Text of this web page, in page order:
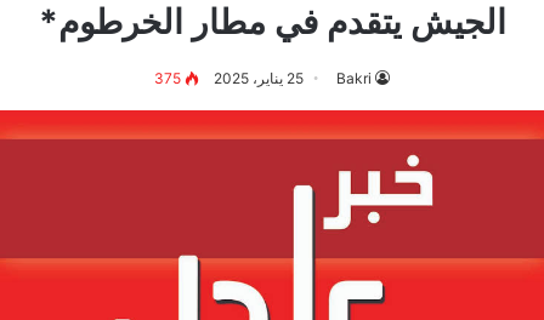
الجيش يتقدم في مطار الخرطوم*
Bakri 25 يناير، 2025 375